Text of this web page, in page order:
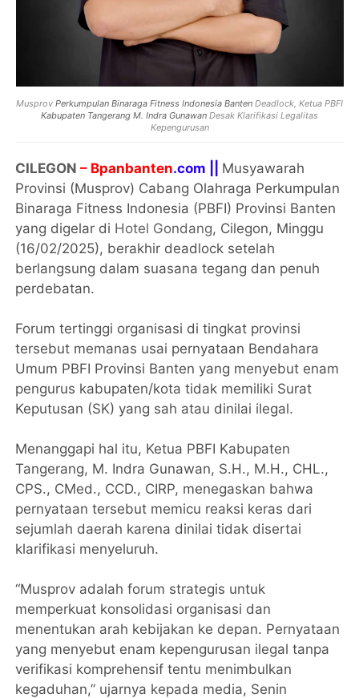
Musprov Perkumpulan Binaraga Fitness Indonesia Banten Deadlock, Ketua PBFI
Kabupaten Tangerang M. Indra Gunawan Desak Klarifikasi Legalitas
Kepengurusan
CILEGON – Bpanbanten.com || Musyawarah
Provinsi (Musprov) Cabang Olahraga Perkumpulan
Binaraga Fitness Indonesia (PBFI) Provinsi Banten
yang digelar di Hotel Gondang, Cilegon, Minggu
(16/02/2025), berakhir deadlock setelah
berlangsung dalam suasana tegang dan penuh
perdebatan.
Forum tertinggi organisasi di tingkat provinsi
tersebut memanas usai pernyataan Bendahara
Umum PBFI Provinsi Banten yang menyebut enam
pengurus kabupaten/kota tidak memiliki Surat
Keputusan (SK) yang sah atau dinilai ilegal.
Menanggapi hal itu, Ketua PBFI Kabupaten
Tangerang, M. Indra Gunawan, S.H., M.H., CHL.,
CPS., CMed., CCD., CIRP, menegaskan bahwa
pernyataan tersebut memicu reaksi keras dari
sejumlah daerah karena dinilai tidak disertai
klarifikasi menyeluruh.
“Musprov adalah forum strategis untuk
memperkuat konsolidasi organisasi dan
menentukan arah kebijakan ke depan. Pernyataan
yang menyebut enam kepengurusan ilegal tanpa
verifikasi komprehensif tentu menimbulkan
kegaduhan,” ujarnya kepada media, Senin